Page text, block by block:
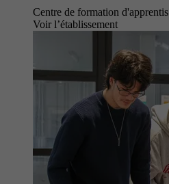
Centre de formation d'apprentis
Voir l’établissement